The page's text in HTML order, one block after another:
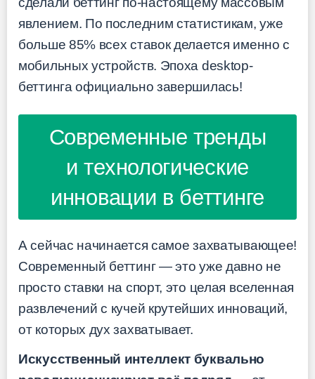
явлением. По последним статистикам, уже
больше 85% всех ставок делается именно с
мобильных устройств. Эпоха desktop-
беттинга официально завершилась!
Современные тренды
и технологические
инновации в беттинге
А сейчас начинается самое захватывающее!
Современный беттинг — это уже давно не
просто ставки на спорт, это целая вселенная
развлечений с кучей крутейших инноваций,
от которых дух захватывает.
Искусственный интеллект буквально